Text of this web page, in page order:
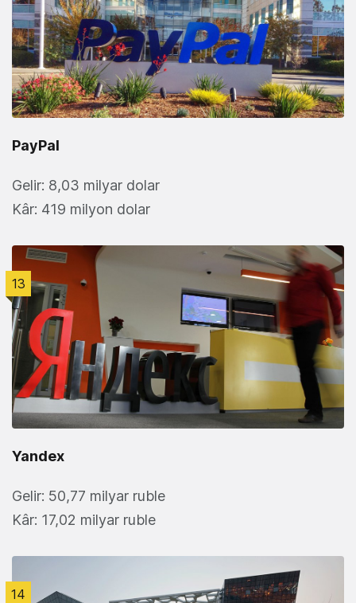
PayPal
Gelir: 8,03 milyar dolar
Kâr: 419 milyon dolar
13
Yandex
Gelir: 50,77 milyar ruble
Kâr: 17,02 milyar ruble
14